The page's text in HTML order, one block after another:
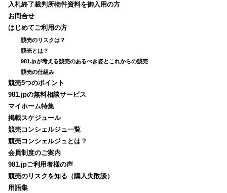
入札終了裁判所物件資料を御入用の方
お問合せ
はじめてご利用の方
競売のリスクは？
競売とは？
981.jpが考える競売のあるべき姿とこれからの競売
競売の仕組み
競売5つのポイント
981.jpの無料相談サービス
マイホーム特集
掲載スケジュール
競売コンシェルジュ一覧
競売コンシェルジュとは？
会員制度のご案内
981.jpご利用者様の声
競売のリスクを知る（購入失敗談）
用語集